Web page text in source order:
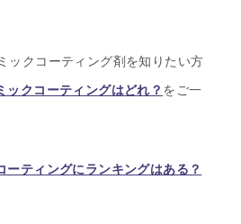
ックコーティング剤を知りたい方
ックコーティングはどれ？ をご一
ーティングにランキングはある？